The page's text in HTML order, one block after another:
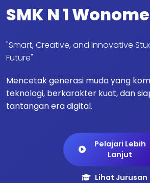
SMK N 1
"Smart, Creative, and Innovative
Future"
Mencetak generasi muda yang
teknologi, berkarakter kuat, dan
tantangan era digital.
Pelajari Lebih
Lanjut
Lihat Jurusan